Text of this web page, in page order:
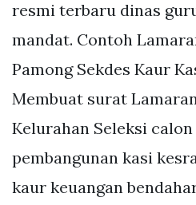
resmi terbaru dinas
mandat. Contoh
Pamong Sekdes Kaur
Membuat surat
Kelurahan Seleksi
pembangunan kasi
kaur keuangan